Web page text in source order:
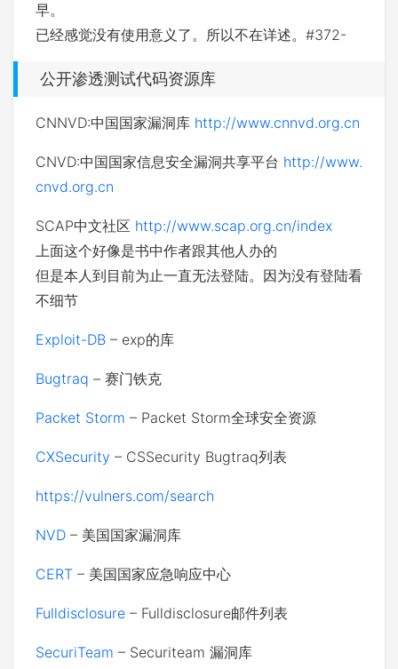
早。
已经感觉没有使用意义了。所以不在详述。#372-
公开渗透测试代码资源库
CNNVD:中国国家漏洞库 http://www.cnnvd.org.cn
CNVD:中国国家信息安全漏洞共享平台 http://www.
cnvd.org.cn
SCAP中文社区 http://www.scap.org.cn/index
上面这个好像是书中作者跟其他人办的
但是本人到目前为止一直无法登陆。因为没有登陆看
不细节
Exploit-DB – exp的库
Bugtraq – 赛门铁克
Packet Storm – Packet Storm全球安全资源
CXSecurity – CSSecurity Bugtraq列表
https://vulners.com/search
NVD – 美国国家漏洞库
CERT – 美国国家应急响应中心
Fulldisclosure – Fulldisclosure邮件列表
SecuriTeam – Securiteam 漏洞库